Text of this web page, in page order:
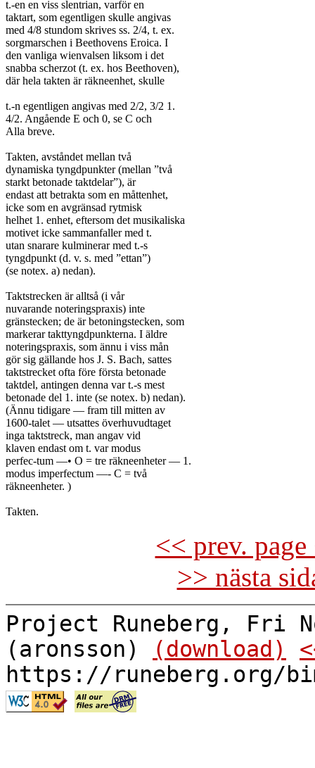
t.-en en viss slentrian, varför en
taktart, som egentligen skulle angivas
med 4/8 stundom skrives ss. 2/4, t. ex.
sorgmarschen i Beethovens Eroica. I
den vanliga wienvalsen liksom i det
snabba scherzot (t. ex. hos Beethoven),
där hela takten är räkneenhet, skulle
t.-n egentligen angivas med 2/2, 3/2 1.
4/2. Angående E och 0, se C och
Alla breve.
Takten, avståndet mellan två
dynamiska tyngdpunkter (mellan ”två
starkt betonade taktdelar”), är
endast att betrakta som en måttenhet,
icke som en avgränsad rytmisk
helhet 1. enhet, eftersom det musikaliska
motivet icke sammanfaller med t.
utan snarare kulminerar med t.-s
tyngdpunkt (d. v. s. med ”ettan”)
(se notex. a) nedan).
Taktstrecken är alltså (i vår
nuvarande noteringspraxis) inte
gränstecken; de är betoningstecken, som
markerar takttyngdpunkterna. I äldre
noteringspraxis, som ännu i viss mån
gör sig gällande hos J. S. Bach, sattes
taktstrecket ofta före första betonade
taktdel, antingen denna var t.-s mest
betonade del 1. inte (se notex. b) nedan).
(Ännu tidigare — fram till mitten av
1600-talet — utsattes överhuvudtaget
inga taktstreck, man angav vid
klaven endast om t. var modus
perfec-tum —• O = tre räkneenheter — 1.
modus imperfectum —- C = två
räkneenheter. )
<< prev.
>> nästa
Project Runeberg, Fri
(aronsson)
(download)
https://runeberg.org/